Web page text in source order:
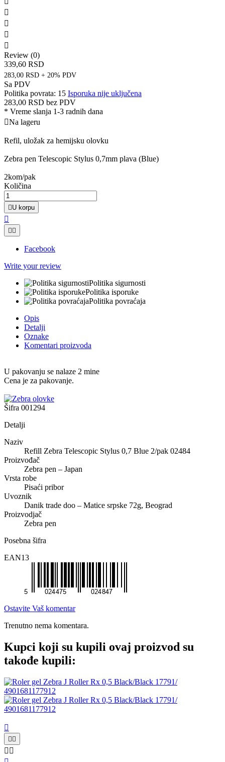




Review (0)
339,60 RSD
283,00 RSD + 20% PDV
Sa PDV
Politika povrata: 15 Isporuka nije uključena
283,00 RSD bez PDV
* Vreme slanja 1-3 radnih dana
Na lageru
Refil, uložak za hemijsku olovku
Zebra pen Telescopic Stylus 0,7mm plava (Blue)
2kom/pak
Količina
 U korpu

 
Facebook
Write your review
Politika sigurnosti
Politika isporuke
Politika povraćaja
Opis
Detalji
Oznake
Komentari proizvoda
U pakovanju se nalaze 2 mine
Cena je za pakovanje.
Šifra 001294
Detalji
Naziv
Refill Zebra Telescopic Stylus 0,7 Blue 2/pak 02484
Proizvođač
Zebra pen – Japan
Vrsta robe
Pisaći pribor
Uvoznik
Danik trade doo – Matice srpske 72g, Beograd
Proizvodjač
Zebra pen
Posebna šifra
EAN13
Ostavite Vaš komentar
Trenutno nema komentara.
Kupci koji su kupili ovaj proizvod su
takođe kupili:


 